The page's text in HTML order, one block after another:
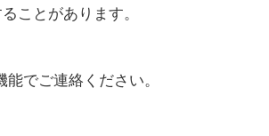
ことがあります。
でご連絡ください。